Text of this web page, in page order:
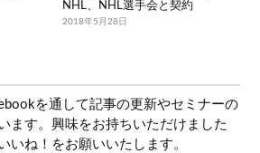
2018年5月28日
NHL、NHL選手会と契約
を通して記事の更新やセミナーの
ます。興味をお持ちいただけました
いね！をお願いいたします。